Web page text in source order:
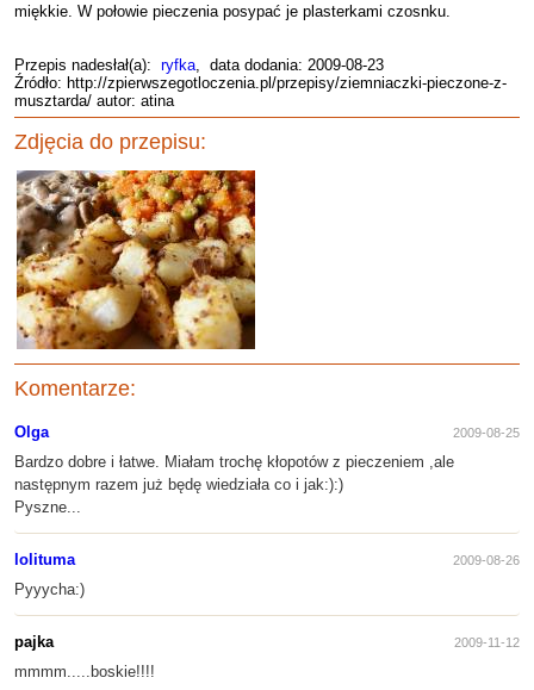
miękkie. W połowie pieczenia posypać je plasterkami czosnku.
Przepis nadesłał(a): ryfka, data dodania: 2009-08-23
Źródło: http://zpierwszegotloczenia.pl/przepisy/ziemniaczki-pieczone-z-
musztarda/ autor: atina
Zdjęcia do przepisu:
Komentarze:
Olga 2009-08-25
Bardzo dobre i łatwe. Miałam trochę kłopotów z pieczeniem ,ale
następnym razem już będę wiedziała co i jak:):)
Pyszne...
lolituma 2009-08-26
Pyyycha:)
pajka 2009-11-12
mmmm.....boskie!!!!